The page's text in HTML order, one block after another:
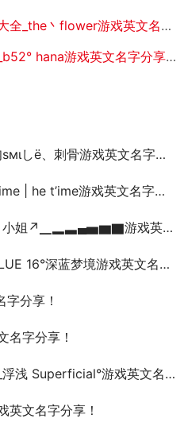
丶flower游戏英文名字分享！
hana游戏英文名字分享！
ё、刺骨游戏英文名字分享！
he t’ime游戏英文名字分享！
↗▁▂▃▄▅▆▇游戏英文名字分享！
深蓝梦境游戏英文名字分享！
分享！
名字分享！
Superficial°游戏英文名字分享！
英文名字分享！